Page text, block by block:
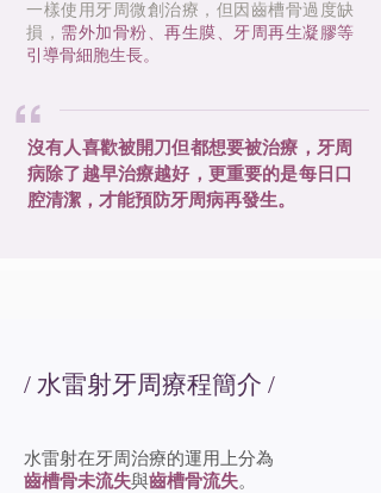
一樣使用牙周微創治療，但因齒槽骨過度缺
損， 需外加骨粉、再生膜、牙周再生凝膠等
引導骨細胞生長。
“沒有人喜歡被開刀但都想要被治療，牙周
病除了越早治療越好，更重要的是每日口
腔清潔，才能預防牙周病再發生。
​/ 水雷射牙周療程簡介 /
​水雷射在牙周治療的運用上分為
齒槽骨未流失與齒槽骨流失。